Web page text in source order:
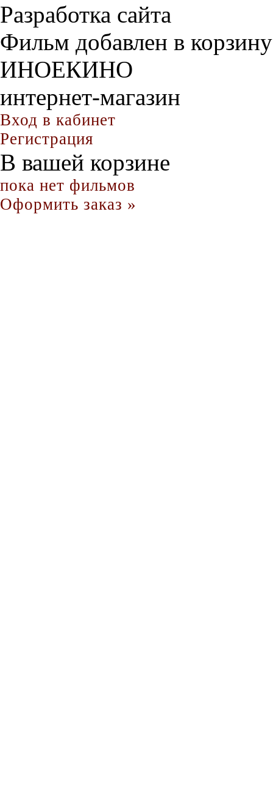
Разработка сайта
Фильм добавлен в корзину
ИНОЕКИНО
интернет-магазин
Вход в кабинет
Регистрация
В вашей корзине
пока нет фильмов
Оформить заказ »